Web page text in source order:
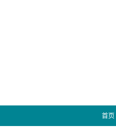
首页